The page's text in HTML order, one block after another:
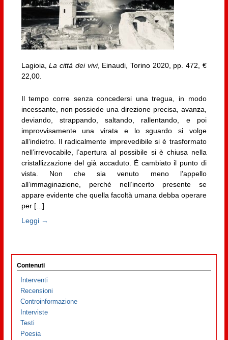
Lagioia,La città dei vivi, Einaudi, Torino 2020, pp. 472, €
22,00.
Il tempo corre senza concedersi una tregua, in modo
incessante, non possiede una direzione precisa, avanza,
deviando, strappando, saltando, rallentando, e poi
improvvisamente una virata e lo sguardo si volge
all’indietro. Il radicalmente imprevedibile si è trasformato
nell’irrevocabile, l’apertura al possibile si è chiusa nella
cristallizzazione del già accaduto. È cambiato il punto di
vista. Non che sia venuto meno l’appello
all’immaginazione, perché nell’incerto presente se
appare evidente che quella facoltà umana debba operare
per [...]
Leggi →
Contenuti
Interventi
Recensioni
Controinformazione
Interviste
Testi
Poesia